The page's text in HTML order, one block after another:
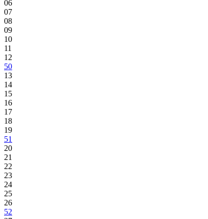
06
07
08
09
10
11
12
50
13
14
15
16
17
18
19
51
20
21
22
23
24
25
26
52